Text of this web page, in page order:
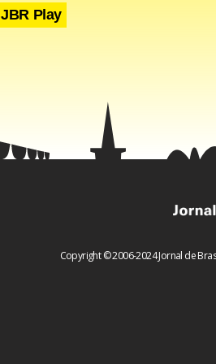
Facebook
WhatsApp
LinkedIn
JBR Play
Copyright © 2006-2024 Jornal de